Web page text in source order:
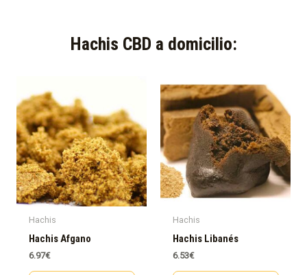
Hachis CBD a domicilio:​
Hachis
Hachis Afgano
6.97€
Hachis
Hachis Libanés
6.53€